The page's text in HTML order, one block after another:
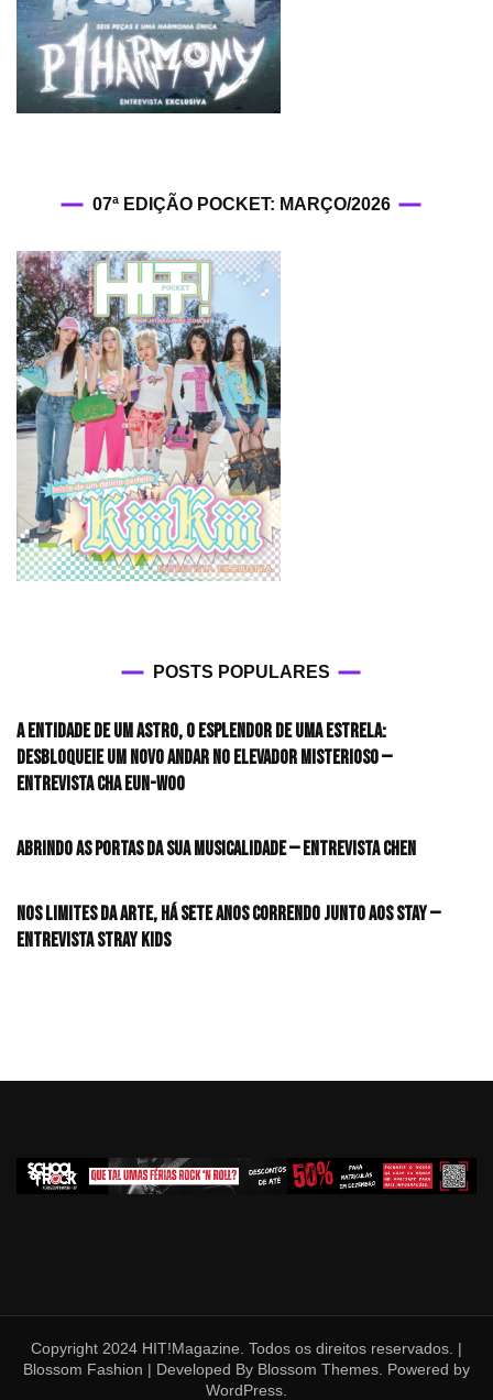
07ª EDIÇÃO POCKET: MARÇO/2026
POSTS POPULARES
A entidade de um astro, o esplendor de uma estrela:
desbloqueie um novo andar no elevador misterioso —
Entrevista CHA EUN-WOO
Abrindo as portas da sua musicalidade — Entrevista CHEN
Nos limites da arte, há sete anos correndo junto aos STAY —
Entrevista Stray Kids
Copyright 2024 HIT!Magazine. Todos os direitos reservados. |
Blossom Fashion | Developed By Blossom Themes . Powered by
WordPress